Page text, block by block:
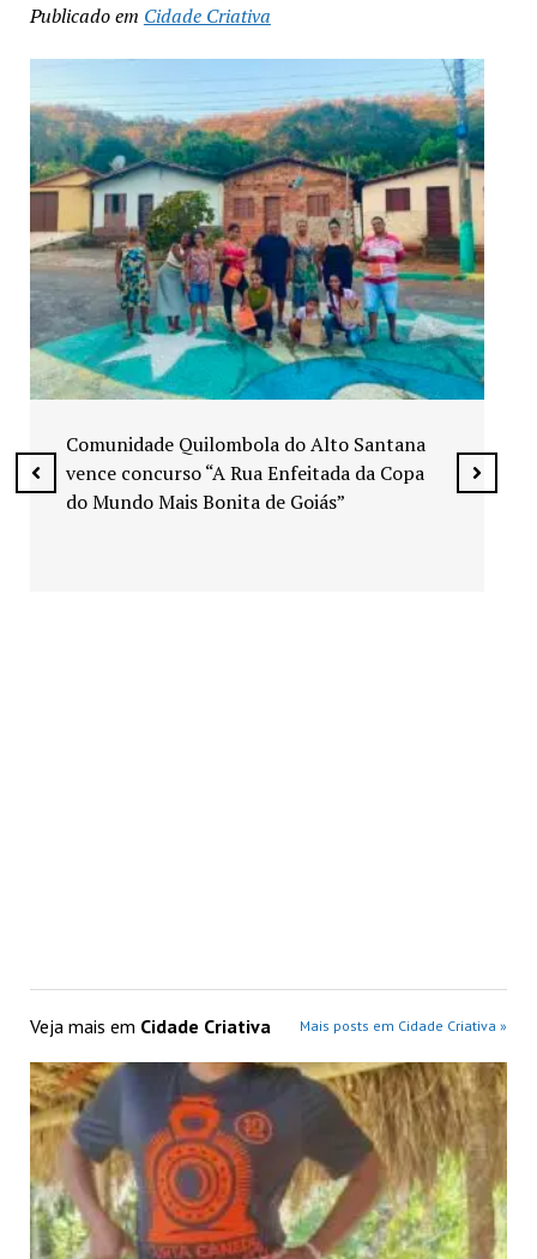
Publicado em Cidade Criativa
Exposição “Arte em Cores” leva pinturas a
espaços públicos de Senador Canedo
Veja mais em Cidade Criativa Mais posts em Cidade Criativa »